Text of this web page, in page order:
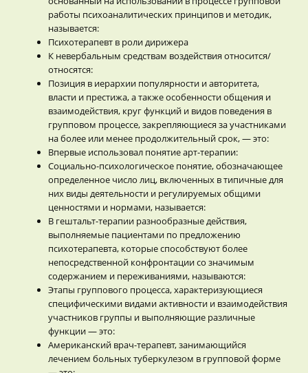
работы психоаналитических принципов и методик,
называется:
Психотерапевт в роли дирижера
К невербальным средствам воздействия относится/
относятся:
Позиция в иерархии популярности и авторитета,
власти и престижа, а также особенности общения и
взаимодействия, круг функций и видов поведения в
групповом процессе, закрепляющиеся за участниками
на более или менее продолжительный срок, — это:
Впервые использовал понятие арт-терапии:
Социально-психологическое понятие, обозначающее
определенное число лиц, включенных в типичные для
них виды деятельности и регулируемых общими
ценностями и нормами, называется:
В гештальт-терапии разнообразные действия,
выполняемые пациентами по предложению
психотерапевта, которые способствуют более
непосредственной конфронтации со значимым
содержанием и переживаниями, называются:
Этапы группового процесса, характеризующиеся
специфическими видами активности и взаимодействия
участников группы и выполняющие различные
функции — это:
Американский врач-терапевт, занимающийся
лечением больных туберкулезом в групповой форме